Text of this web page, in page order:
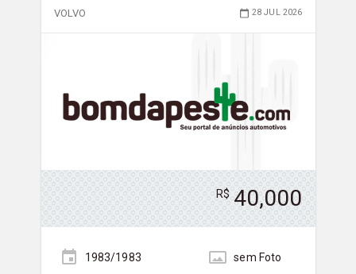
VOLVO 28 JUL 2026
R$ 40,000
1983/1983 sem Foto